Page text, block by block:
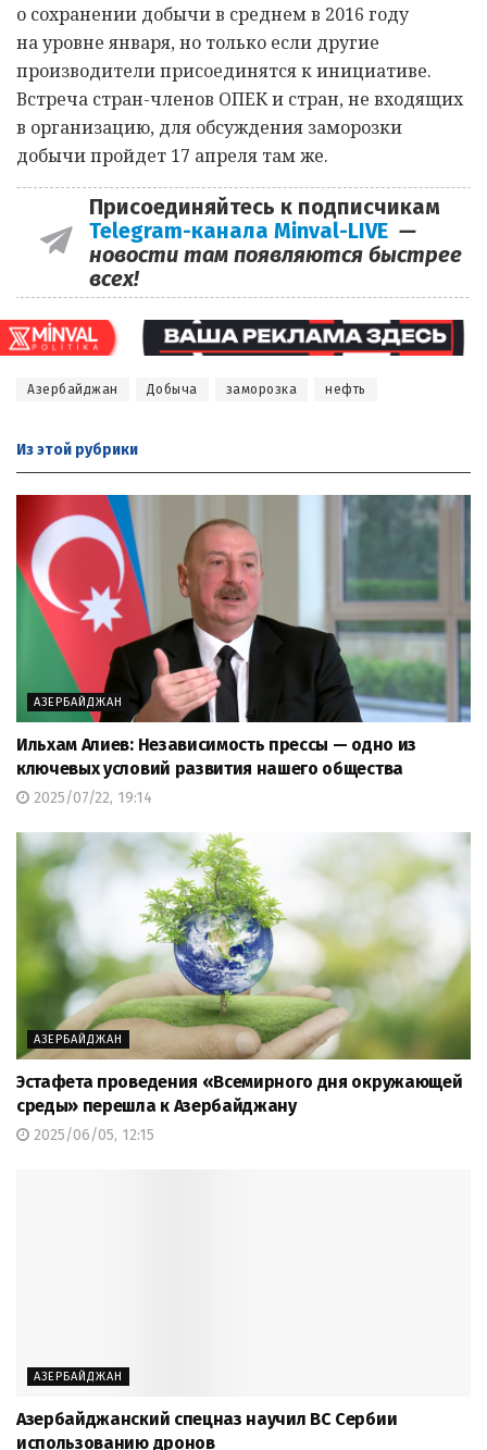
о сохранении добычи в среднем в 2016 году
на уровне января, но только если другие
производители присоединятся к инициативе.
Встреча стран-членов ОПЕК и стран, не входящих
в организацию, для обсуждения заморозки
добычи пройдет 17 апреля там же.
Присоединяйтесь к подписчикам
Telegram-канала Minval-LIVE —
новости там появляются быстрее
всех!
Азербайджан Добыча заморозка нефть
Из этой рубрики
АЗЕРБАЙДЖАН
Ильхам Алиев: Независимость прессы — одно из
ключевых условий развития нашего общества
2025/07/22, 19:14
АЗЕРБАЙДЖАН
Эстафета проведения «Всемирного дня окружающей
среды» перешла к Азербайджану
2025/06/05, 12:15
АЗЕРБАЙДЖАН
Азербайджанский спецназ научил ВС Сербии
использованию дронов